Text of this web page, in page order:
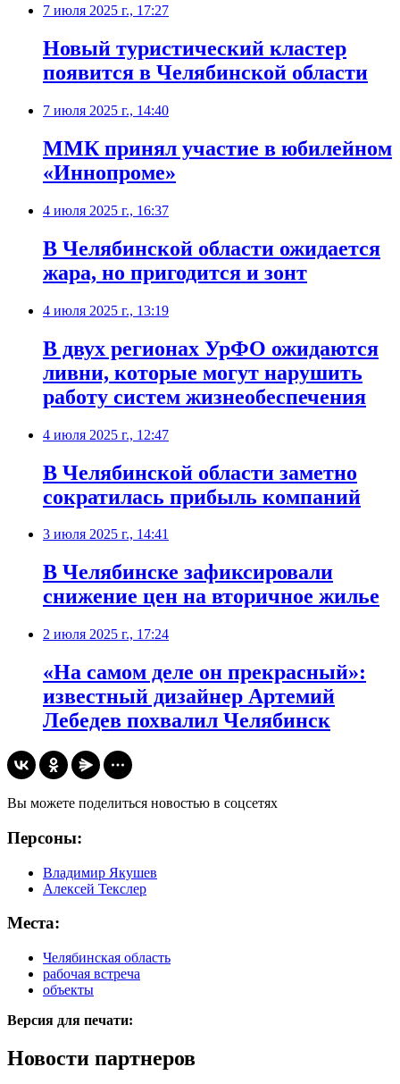
7 июля 2025 г., 17:27
Новый туристический кластер
появится в Челябинской области
7 июля 2025 г., 14:40
ММК принял участие в юбилейном
«Иннопроме»
4 июля 2025 г., 16:37
В Челябинской области ожидается
жара, но пригодится и зонт
4 июля 2025 г., 13:19
В двух регионах УрФО ожидаются
ливни, которые могут нарушить
работу систем жизнеобеспечения
4 июля 2025 г., 12:47
В Челябинской области заметно
сократилась прибыль компаний
3 июля 2025 г., 14:41
В Челябинске зафиксировали
снижение цен на вторичное жилье
2 июля 2025 г., 17:24
«На самом деле он прекрасный»:
известный дизайнер Артемий
Лебедев похвалил Челябинск
Вы можете поделиться новостью в соцсетях
Персоны:
Владимир Якушев
Алексей Текслер
Места:
Челябинская область
рабочая встреча
объекты
Версия для печати:
Новости партнеров